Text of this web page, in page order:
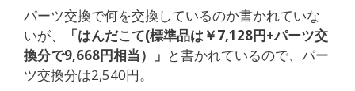
パーツ交換で何を交換しているのか書かれていな
いが、
「はんだこて(標準品は￥7,128円+パーツ交
換分で9,668円相当）」 と書かれているので、パー
ツ交換分は2,540円。